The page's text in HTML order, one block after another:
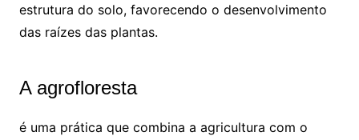
estrutura do solo, favorecendo o desenvolvimento
das raízes das plantas.
A agrofloresta
é uma prática que combina a agricultura com o